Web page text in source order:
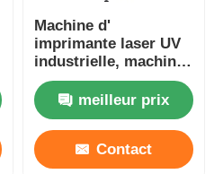
Machine d'
imprimante laser UV
industrielle, machine
de marquage laser UV
volant meilleur prix
Contact